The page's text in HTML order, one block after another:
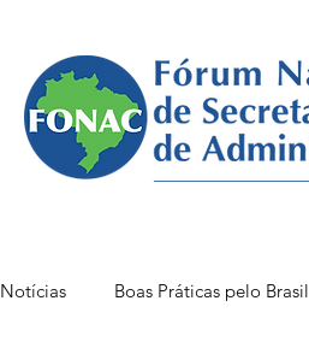
Notícias Boas Práticas pelo Brasil